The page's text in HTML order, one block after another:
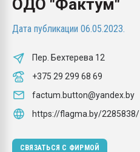
ОДО "Фактум"
Дата публикации 06.05.2023.
Пер. Бехтерева 12
+375 29 299 68 69
factum.button@yandex.by
https://flagma.by/2285838/
СВЯЗАТЬСЯ С ФИРМОЙ